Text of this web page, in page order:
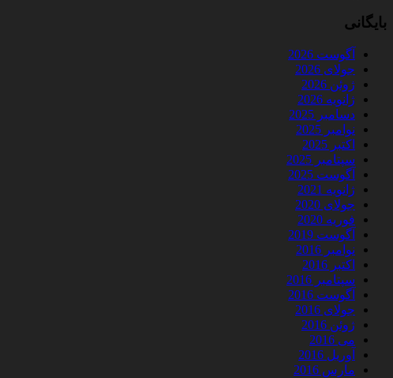
بایگانی
آگوست 2026
جولای 2026
ژوئن 2026
ژانویه 2026
دسامبر 2025
نوامبر 2025
اکتبر 2025
سپتامبر 2025
آگوست 2025
ژانویه 2021
جولای 2020
فوریه 2020
آگوست 2019
نوامبر 2016
اکتبر 2016
سپتامبر 2016
آگوست 2016
جولای 2016
ژوئن 2016
می 2016
آوریل 2016
مارس 2016